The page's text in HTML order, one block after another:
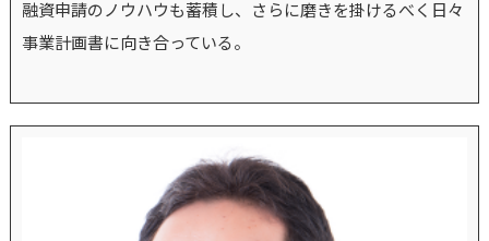
融資申請のノウハウも蓄積し、さらに磨きを掛けるべく日々
事業計画書に向き合っている。